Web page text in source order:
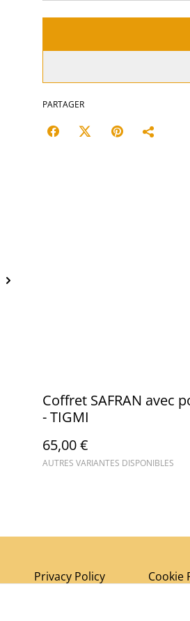
PARTAGER
Coffret SAFRAN avec
- TIGMI
65,00 €
AUTRES VARIANTES DISPONIBLES
Privacy Policy Cookie